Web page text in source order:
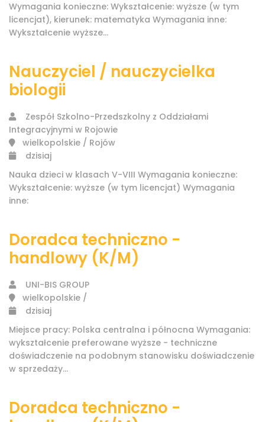
Wymagania konieczne: Wykształcenie: wyższe (w tym
licencjat), kierunek: matematyka Wymagania inne:
Wykształcenie wyższe...
Nauczyciel / nauczycielka
biologii
Zespół Szkolno-Przedszkolny z Oddziałami
Integracyjnymi w Rojowie
wielkopolskie / Rojów
dzisiaj
Nauka dzieci w klasach V-VIII Wymagania konieczne:
Wykształcenie: wyższe (w tym licencjat) Wymagania
inne:
Doradca techniczno -
handlowy (K/M)
UNI-BIS GROUP
wielkopolskie /
dzisiaj
Miejsce pracy: Polska centralna i północna Wymagania:
wykształcenie preferowane wyższe - techniczne
doświadczenie na podobnym stanowisku doświadczenie
w sprzedaży...
Doradca techniczno -